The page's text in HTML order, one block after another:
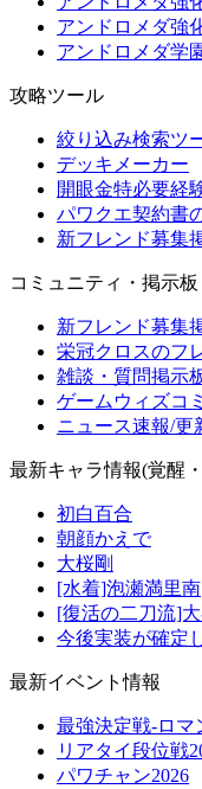
アンドロメダ強
アンドロメダ学
攻略ツール
絞り込み検索ツ
デッキメーカー
開眼金特必要経
パワクエ契約書
新フレンド募集
コミュニティ・掲示
新フレンド募集
栄冠クロスのフ
雑談・質問掲示
ゲームウィズコ
ニュース速報/更
最新キャラ情報(覚醒
初白百合
朝顔かえで
大桜剛
[水着]泡瀬満里南
[復活の二刀流]
今後実装が確定
最新イベント情報
最強決定戦-ロマ
リアタイ段位戦
パワチャン2026